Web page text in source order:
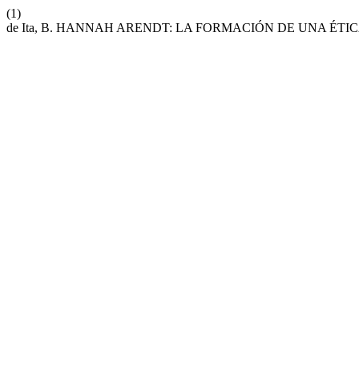
(1)
de Ita, B. HANNAH ARENDT: LA FORMACIÓN DE UNA